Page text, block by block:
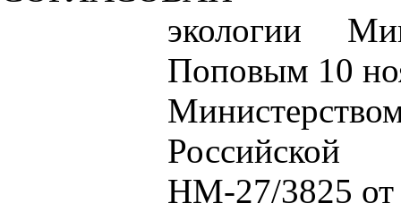
экологии
Поповым 10
НМ-27/3825 от